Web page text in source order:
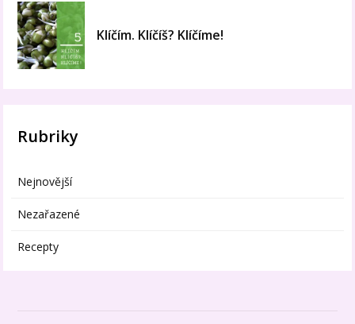
Klíčím. Klíčíš? Klíčíme!
Rubriky
Nejnovější
Nezařazené
Recepty